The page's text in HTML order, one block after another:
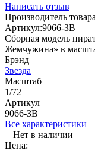
Написать отзыв
Производитель
Артикул:9066-ЗВ
Сборная модель
Жемчужина» в
Брэнд
Звезда
Масштаб
1/72
Артикул
9066-ЗВ
Все характеристики
Нет в наличии
Цена: